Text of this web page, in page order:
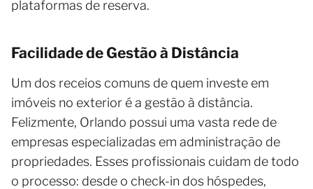
plataformas de reserva.
Facilidade de Gestão à Distância
Um dos receios comuns de quem investe em
imóveis no exterior é a gestão à distância.
Felizmente, Orlando possui uma vasta rede de
empresas especializadas em administração de
propriedades. Esses profissionais cuidam de todo
o processo: desde o check-in dos hóspedes,